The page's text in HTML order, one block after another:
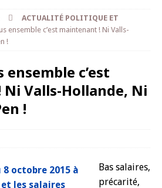
ACTUALITÉ POLITIQUE ET
ensemble c’est maintenant ! Ni Valls-
!
c’est
Valls-Hollande, Ni
!
Bas salaires,
précarité,